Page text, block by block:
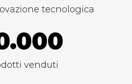
tecnologica
venduti